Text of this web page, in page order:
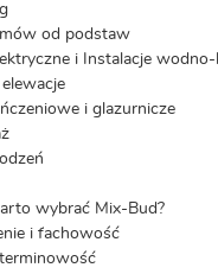
od podstaw
i Instalacje
i glazurnicze
wybrać Mix-Bud?
i fachowość